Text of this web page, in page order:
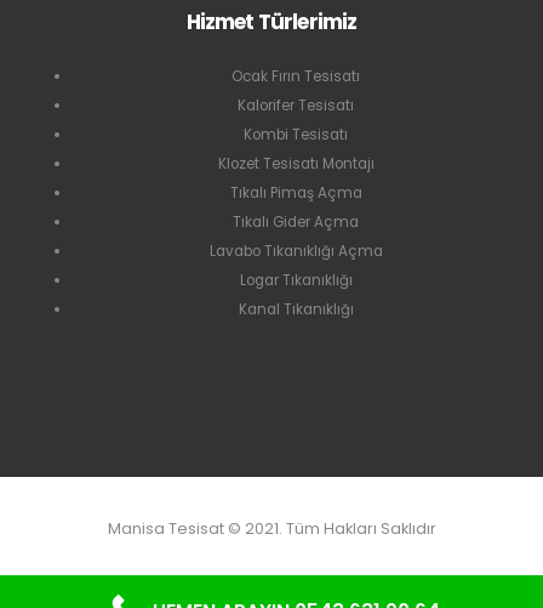
Hizmet Türlerimiz
Ocak Fırın Tesisatı
Kalorifer Tesisatı
Kombi Tesisatı
Klozet Tesisatı Montajı
Tıkalı Pimaş Açma
Tıkalı Gider Açma
Lavabo Tıkanıklığı Açma
Logar Tıkanıklığı
Kanal Tıkanıklığı
Manisa Tesisat © 2021. Tüm Hakları Saklıdır